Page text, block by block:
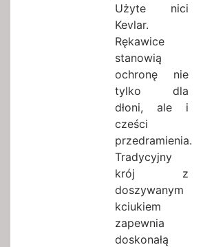
Użyte nici
Kevlar.
Rękawice
stanowią
ochronę nie
tylko dla
dłoni, ale i
cześci
przedramienia.
Tradycyjny
krój z
doszywanym
kciukiem
zapewnia
doskonałą